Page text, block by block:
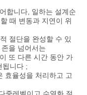
합니다, 일하는 설계순
때 변동과 지연이 위
절단을 완성할 수 있
을 넘어서는
또 다른 시간 동안 가
됩니다 ;
효율성을 처리하고 고